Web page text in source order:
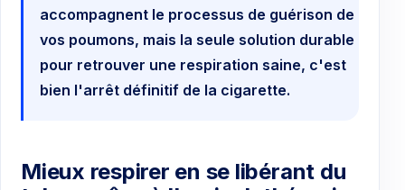
accompagnent le processus de guérison de
vos poumons, mais la seule solution durable
pour retrouver une respiration saine, c'est
bien l'arrêt définitif de la cigarette.
Mieux respirer en se libérant du